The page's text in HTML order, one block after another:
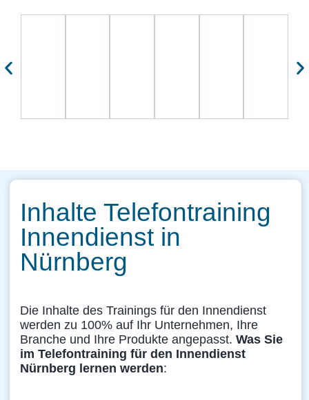
Inhalte Telefontraining
Innendienst in
Nürnberg
Die Inhalte des Trainings für den Innendienst
werden zu 100% auf Ihr Unternehmen, Ihre
Branche und Ihre Produkte angepasst.Was Sie
im Telefontraining für den Innendienst
Nürnberg lernen werden: